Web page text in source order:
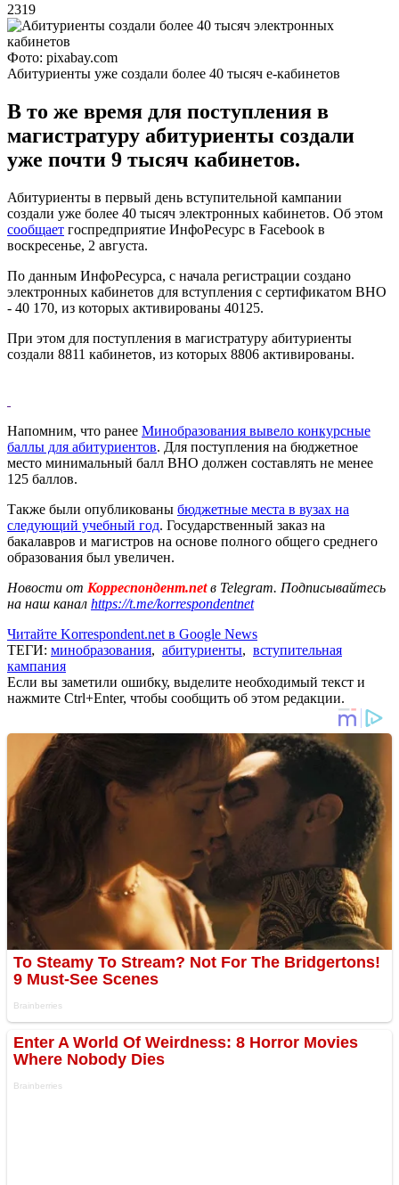
2319
Фото: pixabay.com
Абитуриенты уже создали более 40 тысяч е-кабинетов
В то же время для поступления в
магистратуру абитуриенты создали
уже почти 9 тысяч кабинетов.
Абитуриенты в первый день вступительной кампании
создали уже более 40 тысяч электронных кабинетов. Об этом
сообщает госпредприятие ИнфоРесурс в Facebook в
воскресенье, 2 августа.
По данным ИнфоРесурса, с начала регистрации создано
электронных кабинетов для вступления с сертификатом ВНО
- 40 170, из которых активированы 40125.
При этом для поступления в магистратуру абитуриенты
создали 8811 кабинетов, из которых 8806 активированы.
Напомним, что ранее Минобразования вывело конкурсные
баллы для абитуриентов. Для поступления на бюджетное
место минимальный балл ВНО должен составлять не менее
125 баллов.
Также были опубликованы бюджетные места в вузах на
следующий учебный год. Государственный заказ на
бакалавров и магистров на основе полного общего среднего
образования был увеличен.
Новости от Корреспондент.netв Telegram. Подписывайтесь
на наш канал https://t.me/korrespondentnet
Читайте Korrespondent.net в Google News
ТЕГИ: минобразования, абитуриенты, вступительная
кампания
Если вы заметили ошибку, выделите необходимый текст и
нажмите Ctrl+Enter, чтобы сообщить об этом редакции.